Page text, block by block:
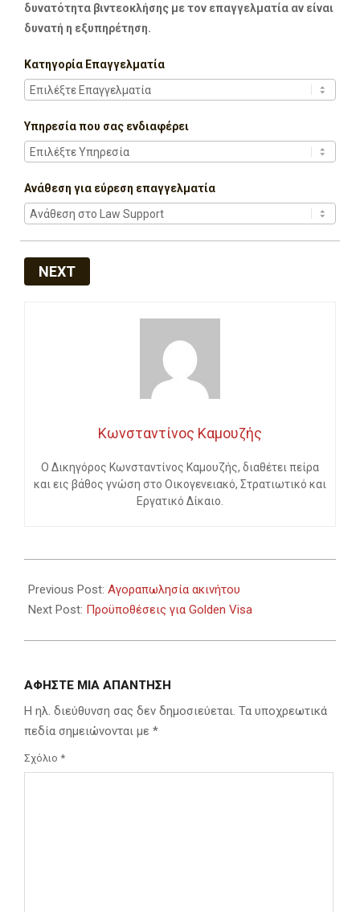
δυνατότητα βιντεοκλήσης με τον επαγγελματία αν είναι
δυνατή η εξυπηρέτηση.
Κατηγορία Επαγγελματία
Υπηρεσία που σας ενδιαφέρει
Ανάθεση για εύρεση επαγγελματία
NEXT
Κωνσταντίνος Καμουζής
Ο Δικηγόρος Κωνσταντίνος Καμουζής, διαθέτει πείρα
και εις βάθος γνώση στο Οικογενειακό, Στρατιωτικό και
Εργατικό Δίκαιο.
09-
03
Previous Post: Αγοραπωλησία ακινήτου
Next Post: Προϋποθέσεις για Golden Visa
ΑΦΉΣΤΕ ΜΙΑ ΑΠΆΝΤΗΣΗ
Η ηλ. διεύθυνση σας δεν δημοσιεύεται. Τα υποχρεωτικά
πεδία σημειώνονται με *
Σχόλιο *